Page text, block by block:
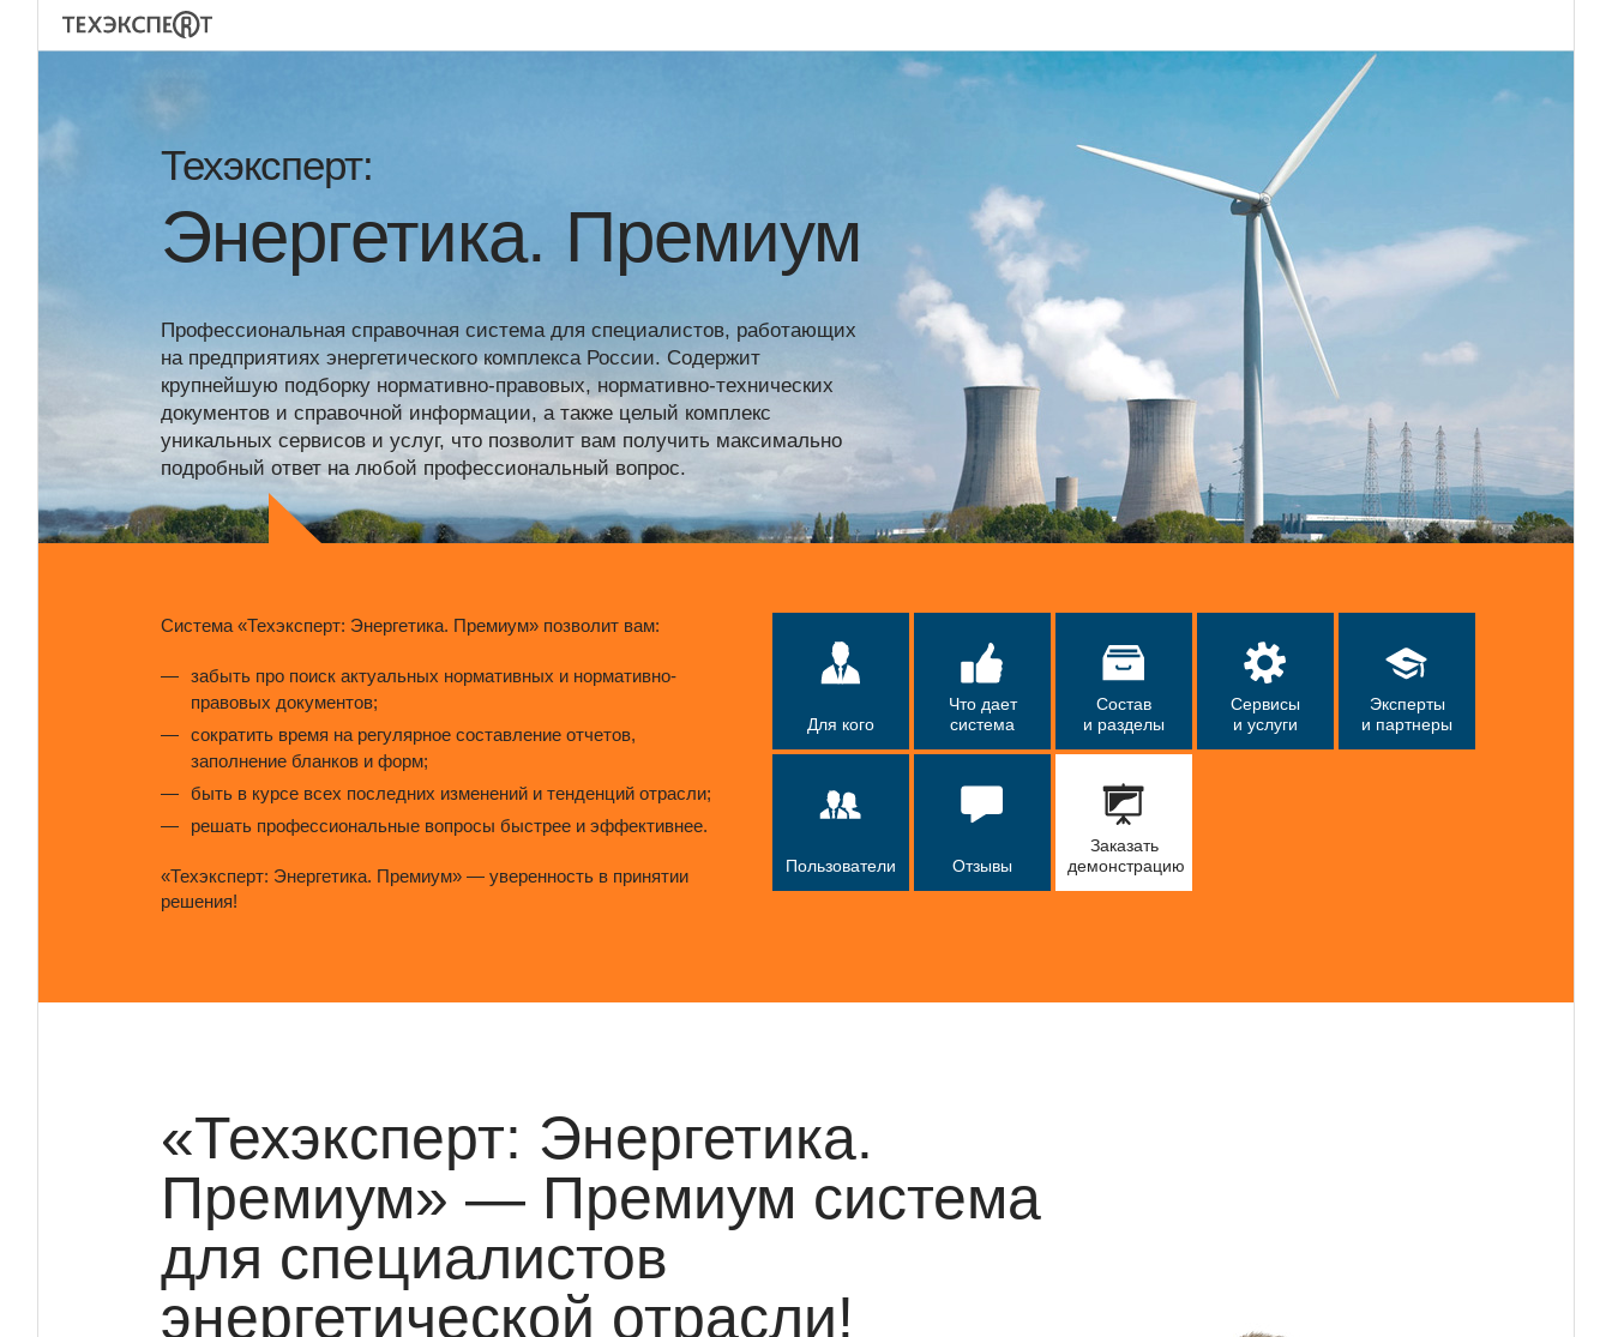
Техэксперт:
Энергетика. Премиум
Профессиональная справочная система для специалистов, работающих
на предприятиях энергетического комплекса России. Содержит
крупнейшую подборку нормативно-правовых, нормативно-технических
документов и справочной информации, а также целый комплекс
уникальных сервисов и услуг, что позволит вам получить максимально
подробный ответ на любой профессиональный вопрос.
Система «Техэксперт: Энергетика. Премиум» позволит вам:
забыть про поиск актуальных нормативных и нормативно-
правовых документов;
сократить время на регулярное составление отчетов,
заполнение бланков и форм;
быть в курсе всех последних изменений и тенденций отрасли;
решать профессиональные вопросы быстрее и эффективнее.
«Техэксперт: Энергетика. Премиум» — уверенность в принятии
решения!
Для кого
Что дает
система
Состав
и разделы
Сервисы
и услуги
Эксперты
и партнеры
Пользователи Отзывы
Заказать
демонстрацию
«Техэксперт: Энергетика.
Премиум» — Премиум система
для специалистов
энергетической отрасли!